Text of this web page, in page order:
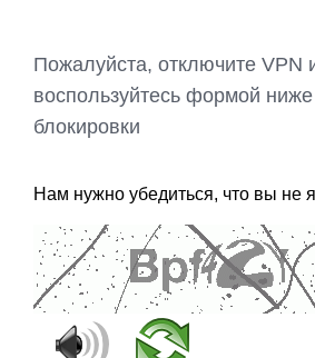
Пожалуйста, отключите VPN
воспользуйтесь формой
блокировки
Нам нужно убедиться, что вы не